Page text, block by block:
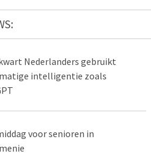
Nederlanders gebruikt
intelligentie zoals
voor senioren in